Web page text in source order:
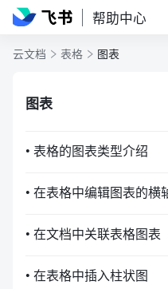
帮助中心
云文档 表格 图表
图表
• 表格的图表类型介绍
• 在表格中编辑图表的横
• 在文档中关联表格图表
• 在表格中插入柱状图